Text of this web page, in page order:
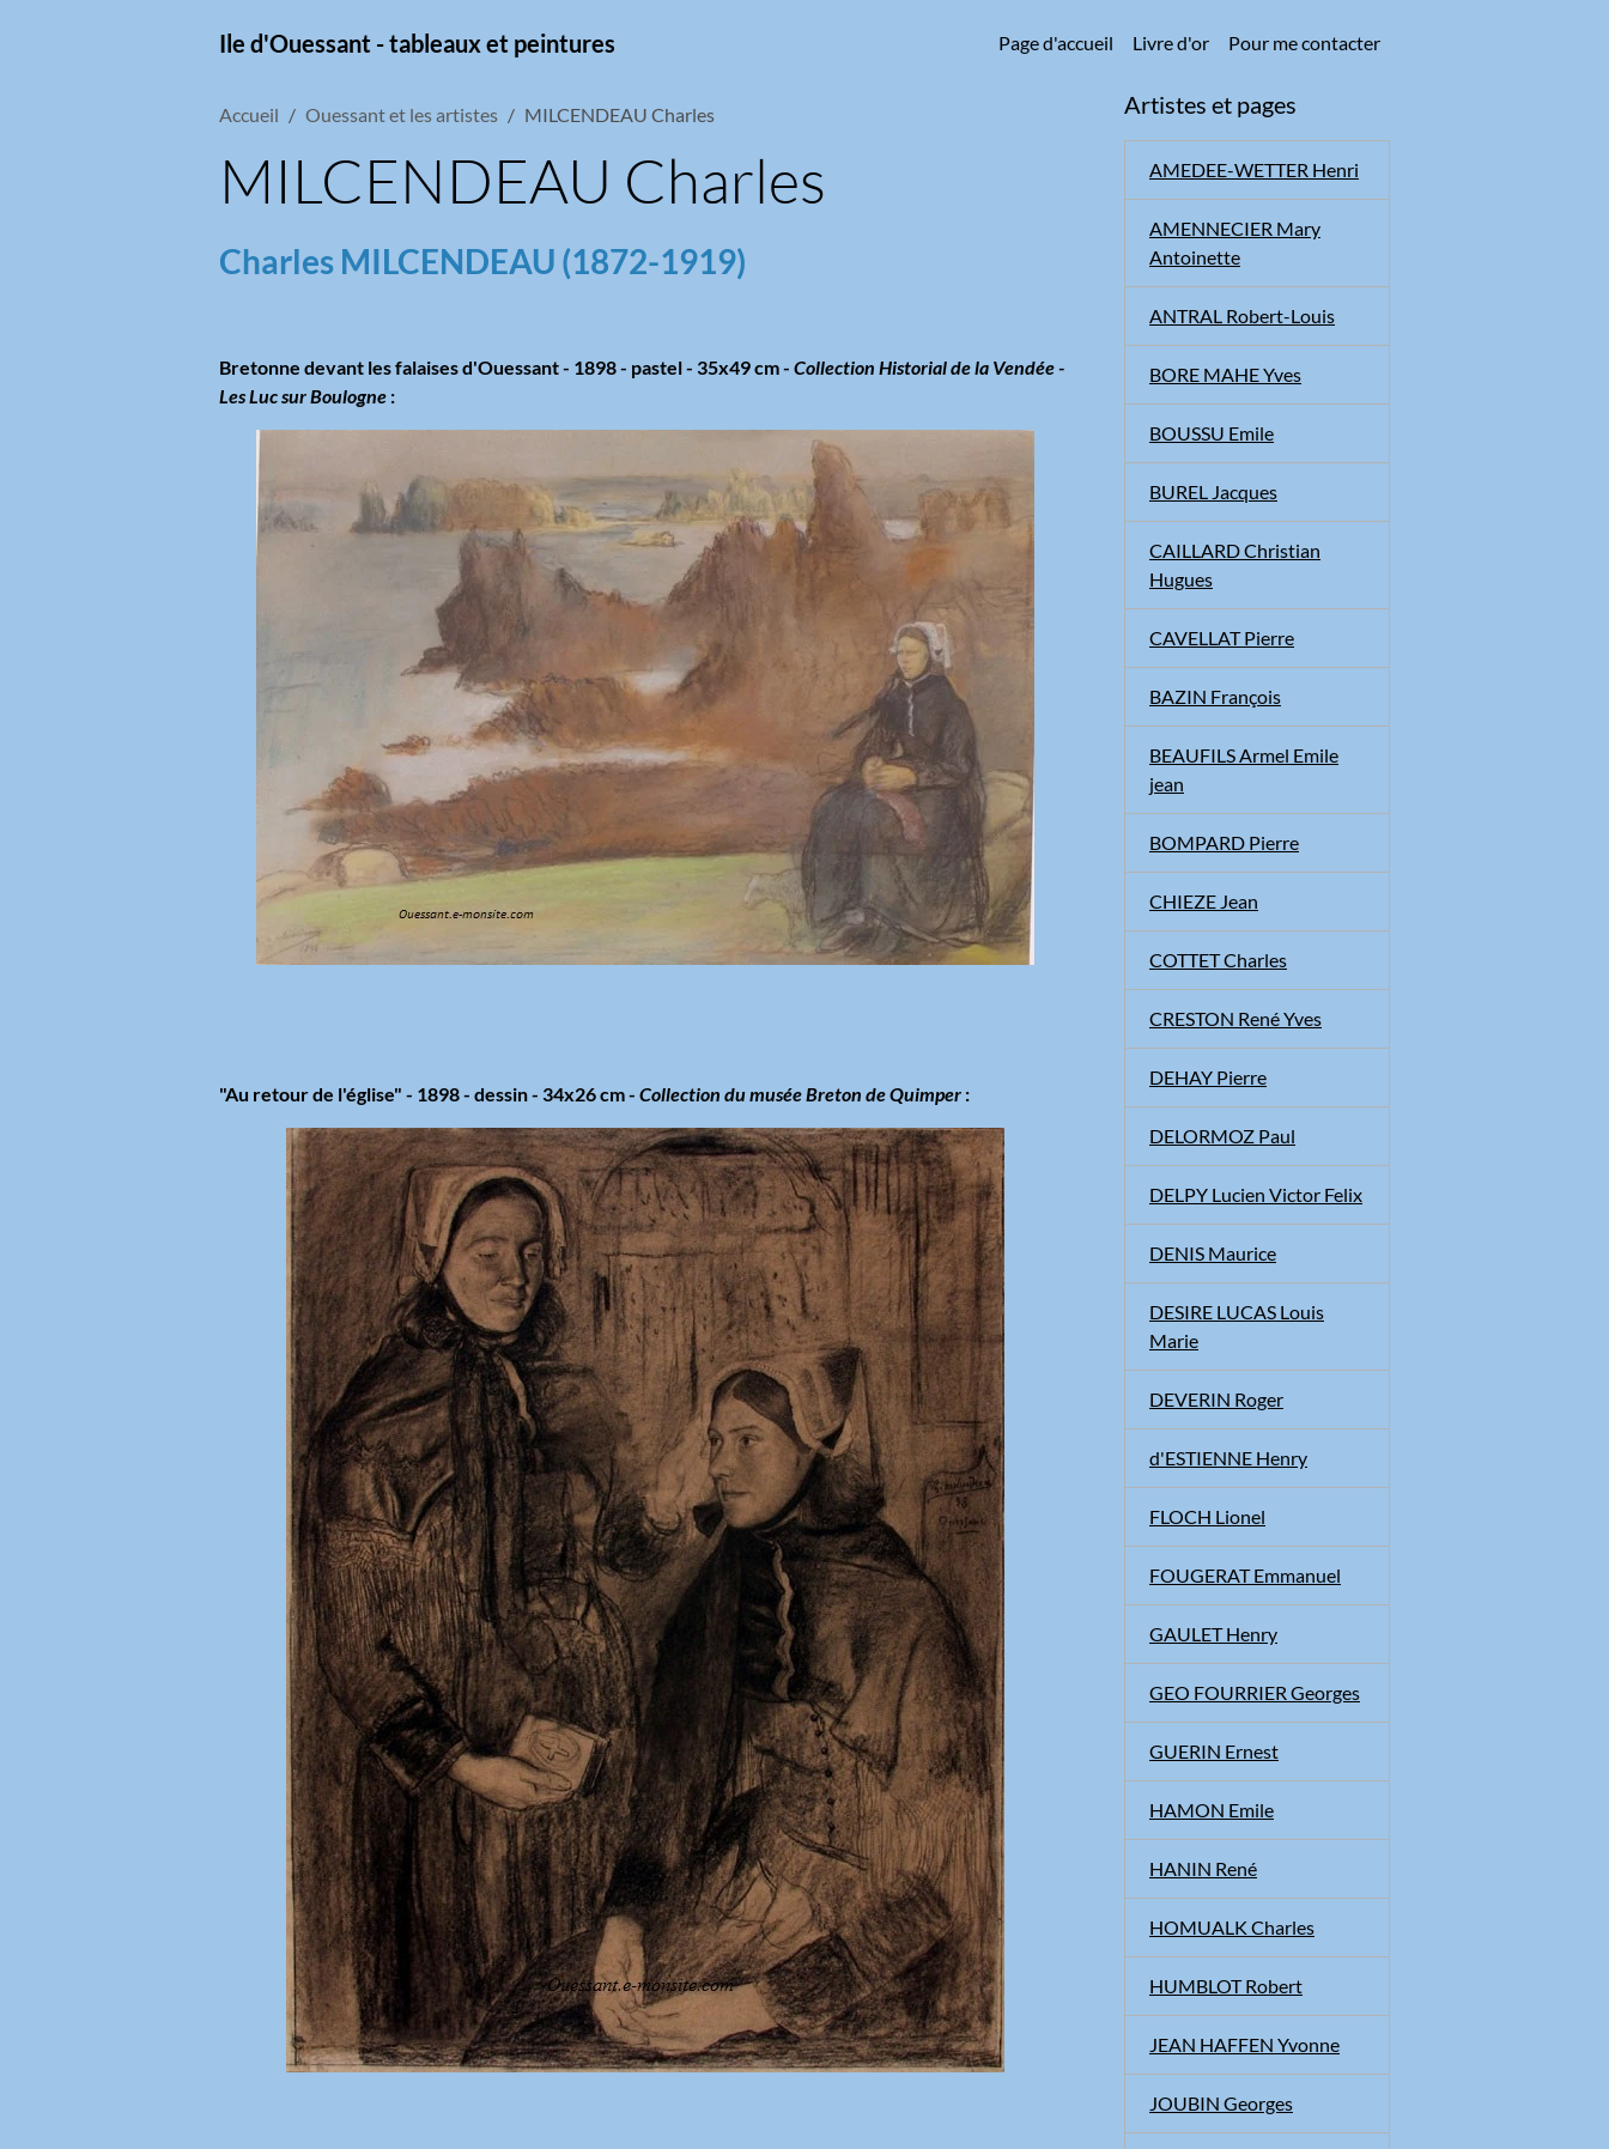
Ile d'Ouessant - tableaux et peintures Page d'accueil Livre d'or Pour me contacter
Accueil Ouessant et les artistes MILCENDEAU Charles
MILCENDEAU Charles
Charles MILCENDEAU (1872-1919)
Bretonne devant les falaises d'Ouessant - 1898 - pastel - 35x49 cm - Collection Historial de la Vendée -
Les Luc sur Boulogne :
"Au retour de l'église" - 1898 - dessin - 34x26 cm - Collection du musée Breton de Quimper :
Artistes et pages
AMEDEE-WETTER Henri
AMENNECIER Mary
Antoinette
ANTRAL Robert-Louis
BORE MAHE Yves
BOUSSU Emile
BUREL Jacques
CAILLARD Christian
Hugues
CAVELLAT Pierre
BAZIN François
BEAUFILS Armel Emile
jean
BOMPARD Pierre
CHIEZE Jean
COTTET Charles
CRESTON René Yves
DEHAY Pierre
DELORMOZ Paul
DELPY Lucien Victor Felix
DENIS Maurice
DESIRE LUCAS Louis
Marie
DEVERIN Roger
d'ESTIENNE Henry
FLOCH Lionel
FOUGERAT Emmanuel
GAULET Henry
GEO FOURRIER Georges
GUERIN Ernest
HAMON Emile
HANIN René
HOMUALK Charles
HUMBLOT Robert
JEAN HAFFEN Yvonne
JOUBIN Georges